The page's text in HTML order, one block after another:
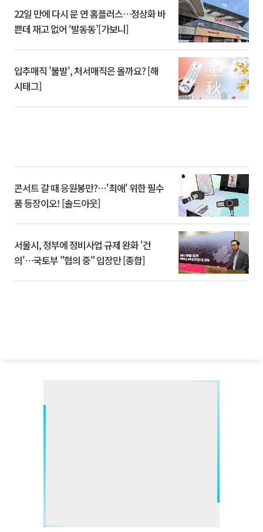
22일 만에 다시 문 연 홈플러스…정상화 바
쁜데 재고 없어 ‘발동동’[가보니]
입추매직 '불발', 처서매직은 올까요? [해
시태그]
콘서트 갈 때 응원봉만?⋯'최애' 위한 필수
품 등장이오! [솔드아웃]
서울시, 정부에 정비사업 규제 완화 '건
의'⋯국토부 "협의 중" 입장만 [종합]